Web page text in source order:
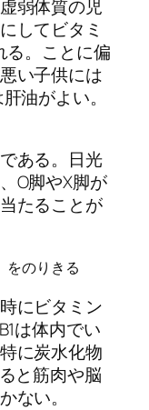
弱体質の児
してビタミ
る。ことに偏
い子供には
油がよい。
ある。日光
O脚やX脚が
たることが
をのりきる
にビタミン
は体内でい
に炭水化物
と筋肉や脳
ない。